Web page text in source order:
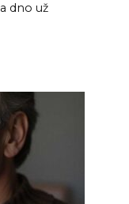
dno už